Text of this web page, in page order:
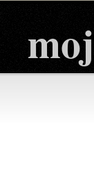
moj